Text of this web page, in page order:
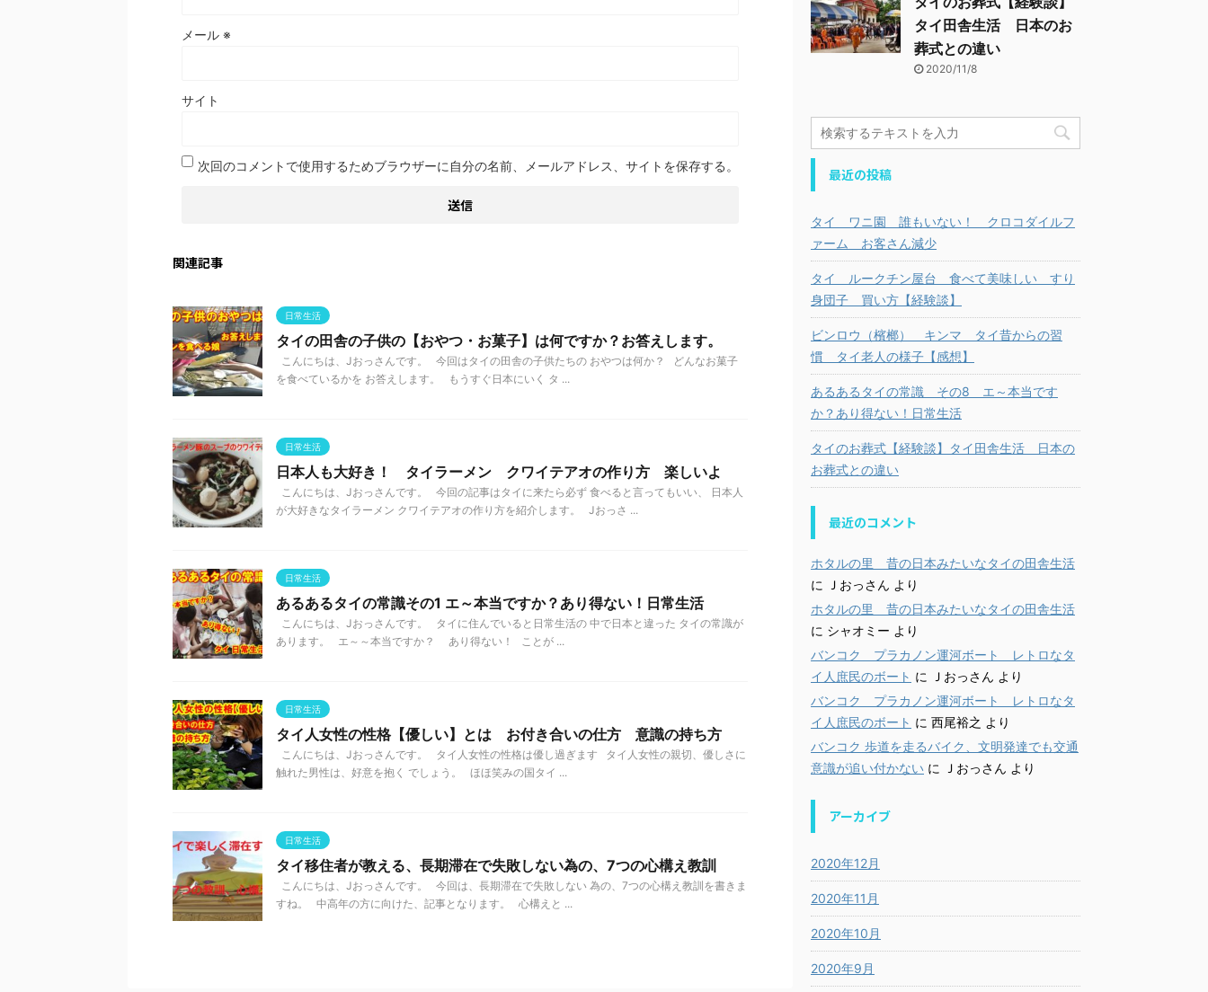
メール ※
サイト
次回のコメントで使用するためブラウザーに自分の名前、メールアドレス、サイトを保存する。
関連記事
日常生活
タイの田舎の子供の【おやつ・お菓子】は何ですか？お答えします。
こんにちは、Jおっさんです。 今回はタイの田舎の子供たちの おやつは何か？ どんなお菓子
を食べているかを お答えします。 もうすぐ日本にいく タ ...
日常生活
日本人も大好き！ タイラーメン クワイテアオの作り方 楽しいよ
こんにちは、Jおっさんです。 今回の記事はタイに来たら必ず 食べると言ってもいい、 日本人
が大好きなタイラーメン クワイテアオの作り方を紹介します。 Jおっさ ...
日常生活
あるあるタイの常識その1 エ～本当ですか？あり得ない！日常生活
こんにちは、Jおっさんです。 タイに住んでいると日常生活の 中で日本と違った タイの常識が
あります。 エ～～本当ですか？ あり得ない！ ことが ...
日常生活
タイ人女性の性格【優しい】とは お付き合いの仕方 意識の持ち方
こんにちは、Jおっさんです。 タイ人女性の性格は優し過ぎます タイ人女性の親切、優しさに
触れた男性は、好意を抱く でしょう。 ほほ笑みの国タイ ...
日常生活
タイ移住者が教える、長期滞在で失敗しない為の、7つの心構え教訓
こんにちは、Jおっさんです。 今回は、長期滞在で失敗しない 為の、7つの心構え教訓を書きま
すね。 中高年の方に向けた、記事となります。 心構えと ...
タイ田舎生活 日本のお
葬式との違い
2020/11/8
最近の投稿
タイ ワニ園 誰もいない！ クロコダイルフ
ァーム お客さん減少
タイ ルークチン屋台 食べて美味しい すり
身団子 買い方【経験談】
ビンロウ（檳榔） キンマ タイ昔からの習
慣 タイ老人の様子【感想】
あるあるタイの常識 その8 エ～本当です
か？あり得ない！日常生活
タイのお葬式【経験談】タイ田舎生活 日本の
お葬式との違い
最近のコメント
ホタルの里 昔の日本みたいなタイの田舎生活
に
Ｊおっさん より
ホタルの里 昔の日本みたいなタイの田舎生活
に シャオミー より
バンコク プラカノン運河ボート レトロなタ
イ人庶民のボート に Ｊおっさん より
バンコク プラカノン運河ボート レトロなタ
イ人庶民のボート に 西尾裕之 より
バンコク 歩道を走るバイク、文明発達でも交通
意識が追い付かない に Ｊおっさん より
アーカイブ
2020年12月
2020年11月
2020年10月
2020年9月